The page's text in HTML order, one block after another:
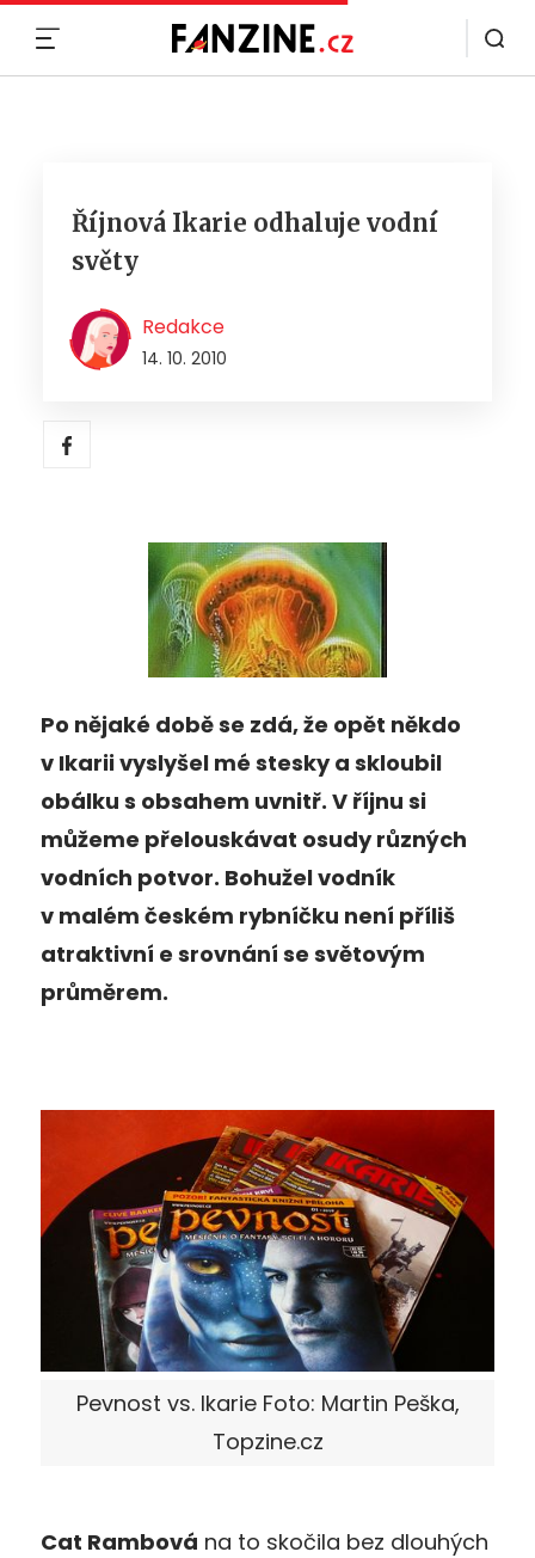
Říjnová Ikarie odhaluje vodní
světy
Redakce
14. 10. 2010
Po nějaké době se zdá, že opět někdo
v Ikarii vyslyšel mé stesky a skloubil
obálku s obsahem uvnitř. V říjnu si
můžeme přelouskávat osudy různých
vodních potvor. Bohužel vodník
v malém českém rybníčku není příliš
atraktivní e srovnání se světovým
průměrem.
Pevnost vs. Ikarie Foto: Martin Peška,
Topzine.cz
Cat Rambová na to skočila bez dlouhých